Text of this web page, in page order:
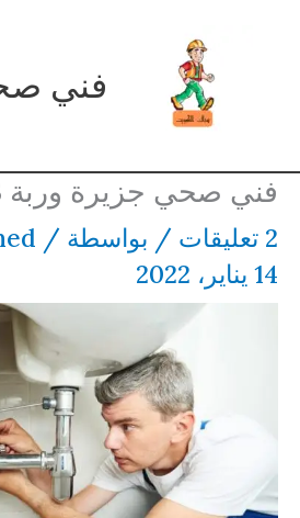
فني
فني صحي جزيرة وربة 69614593
2 تعليقات / بواسطة /
14 يناير، 2022